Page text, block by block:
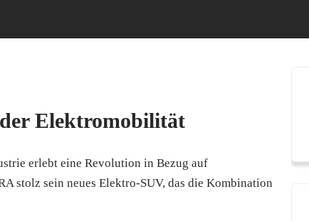
Elektromobilität
erlebt eine Revolution in Bezug auf
stolz sein neues Elektro-SUV, das die Kombination